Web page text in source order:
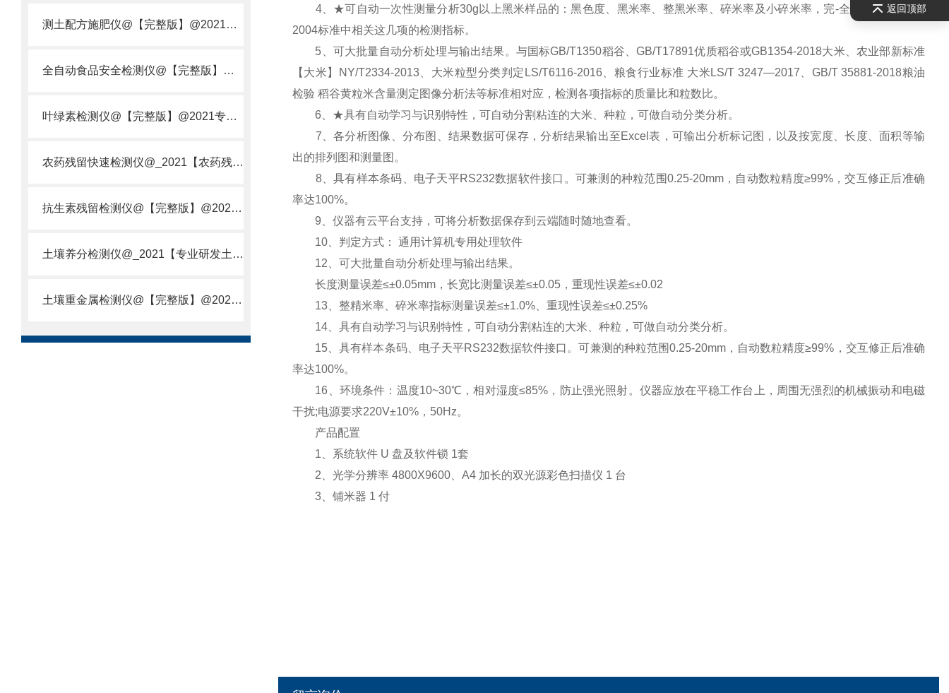
测土配方施肥仪@【完整版】@2021专业测土配方施肥仪器仪表
全自动食品安全检测仪@【完整版】@2021专业全自动食品检测仪器仪表
叶绿素检测仪@【完整版】@2021专业叶绿素检测仪器仪表
农药残留快速检测仪@_2021【农药残留检测仪器仪表DE原理】
抗生素残留检测仪@【完整版】@2021专业抗生素残留检测仪器仪表
土壤养分检测仪@_2021【专业研发土壤养分快速检测仪器仪表厂】
土壤重金属检测仪@【完整版】@2021专业土壤重金属快速检测仪器仪表
4、★可自动一次性测量分析30g以上黑米样品的：黑色度、黑米率、整黑米率、碎米率及小碎米率，完-全符合NY/T 832-
2004标准中相关这几项的检测指标。
5、可大批量自动分析处理与输出结果。与国标GB/T1350稻谷、GB/T17891优质稻谷或GB1354-2018大米、农业部新标准
【大米】NY/T2334-2013、大米粒型分类判定LS/T6116-2016、粮食行业标准 大米LS/T 3247—2017、GB/T 35881-2018粮油
检验 稻谷黄粒米含量测定图像分析法等标准相对应，检测各项指标的质量比和粒数比。
6、★具有自动学习与识别特性，可自动分割粘连的大米、种粒，可做自动分类分析。
7、各分析图像、分布图、结果数据可保存，分析结果输出至Excel表，可输出分析标记图，以及按宽度、长度、面积等输
出的排列图和测量图。
8、具有样本条码、电子天平RS232数据软件接口。可兼测的种粒范围0.25-20mm，自动数粒精度≥99%，交互修正后准确
率达100%。
9、仪器有云平台支持，可将分析数据保存到云端随时随地查看。
10、判定方式： 通用计算机专用处理软件
12、可大批量自动分析处理与输出结果。
长度测量误差≤±0.05mm，长宽比测量误差≤±0.05，重现性误差≤±0.02
13、整精米率、碎米率指标测量误差≤±1.0%、重现性误差≤±0.25%
14、具有自动学习与识别特性，可自动分割粘连的大米、种粒，可做自动分类分析。
15、具有样本条码、电子天平RS232数据软件接口。可兼测的种粒范围0.25-20mm，自动数粒精度≥99%，交互修正后准确
率达100%。
16、环境条件：温度10~30℃，相对湿度≤85%，防止强光照射。仪器应放在平稳工作台上，周围无强烈的机械振动和电磁
干扰;电源要求220V±10%，50Hz。
产品配置
1、系统软件 U 盘及软件锁 1套
2、光学分辨率 4800X9600、A4 加长的双光源彩色扫描仪 1 台
3、铺米器 1 付
返回顶部